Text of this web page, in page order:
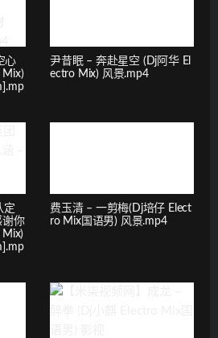
心
Mix)
尹昔眠 – 奔赴星空 (Dj阿华 El
ectro Mix) 风景.mp4
定
谢你
Mix)
费玉清 – 一剪梅(Dj培仔 Elect
ro Mix国语男) 风景.mp4